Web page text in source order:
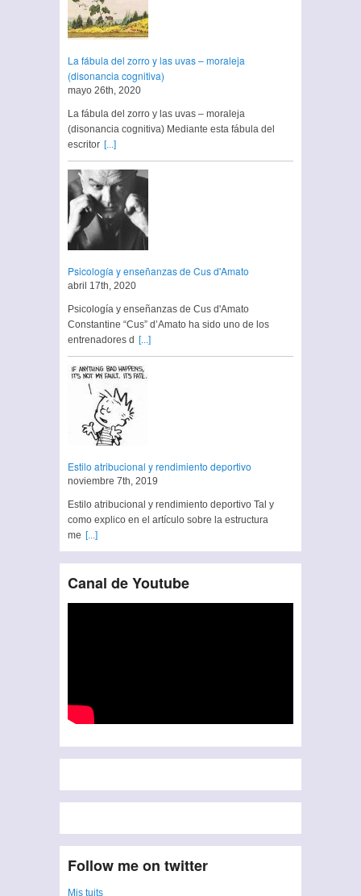
La fábula del zorro y las uvas – moraleja
(disonancia cognitiva)
mayo 26th, 2020
La fábula del zorro y las uvas – moraleja
(disonancia cognitiva) Mediante esta fábula del
escritor [...]
Psicología y enseñanzas de Cus d'Amato
abril 17th, 2020
Psicología y enseñanzas de Cus d'Amato
Constantine “Cus” d’Amato ha sido uno de los
entrenadores d
[...]
Estilo atribucional y rendimiento deportivo
noviembre 7th, 2019
Estilo atribucional y rendimiento deportivo Tal y
como explico en el artículo sobre la estructura
me [...]
Canal de Youtube
Follow me on twitter
Mis tuits